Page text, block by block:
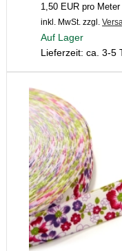
1,50 EUR pro Meter
inkl. MwSt. zzgl.
Auf Lager
Lieferzeit: ca. 3-5